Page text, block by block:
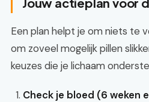
Een plan helpt je om niets te
om zoveel mogelijk pillen
keuzes die je lichaam
Check je bloed (6 weken